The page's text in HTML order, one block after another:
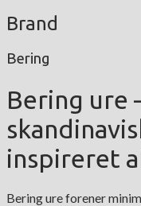
Brand
Bering
Bering ure
inspireret
Bering ure forener